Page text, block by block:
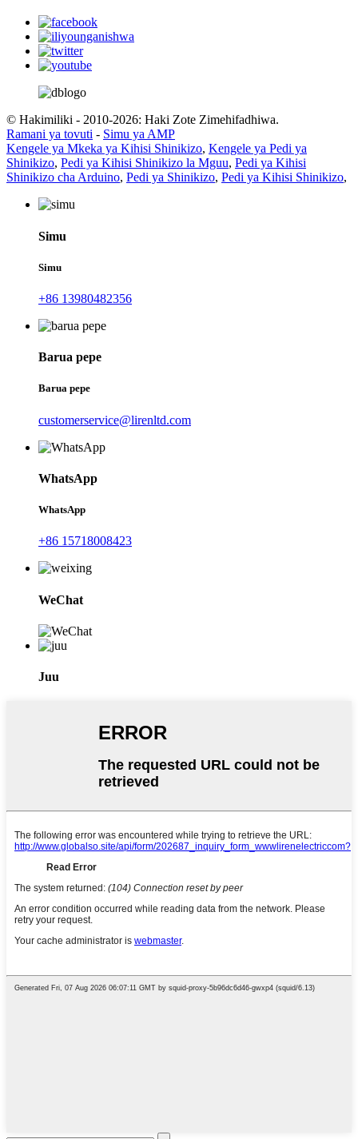
© Hakimiliki - 2010-2026: Haki Zote Zimehifadhiwa.
Ramani ya tovuti - Simu ya AMP
Kengele ya Mkeka ya Kihisi Shinikizo, Kengele ya Pedi ya
Shinikizo, Pedi ya Kihisi Shinikizo la Mguu, Pedi ya Kihisi
Shinikizo cha Arduino, Pedi ya Shinikizo, Pedi ya Kihisi Shinikizo,
Simu
Simu
+86 13980482356
Barua pepe
Barua pepe
customerservice@lirenltd.com
WhatsApp
WhatsApp
+86 15718008423
WeChat
Juu